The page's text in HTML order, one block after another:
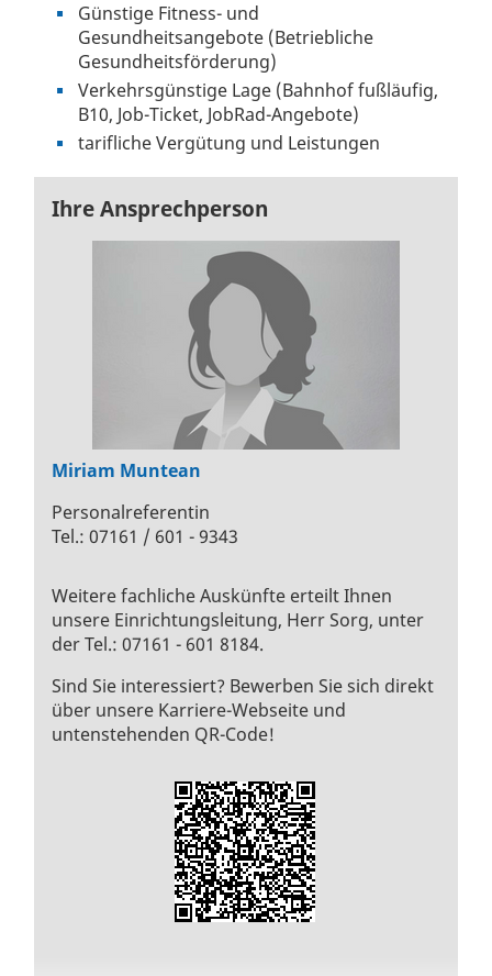
Günstige Fitness- und
Gesundheitsangebote (Betriebliche
Gesundheitsförderung)
Verkehrsgünstige Lage (Bahnhof fußläufig,
B10, Job-Ticket, JobRad-Angebote)
tarifliche Vergütung und Leistungen
Ihre Ansprechperson
Miriam Muntean
Personalreferentin
Tel.: 07161 / 601 - 9343
Weitere fachliche Auskünfte erteilt Ihnen
unsere Einrichtungsleitung, Herr Sorg, unter
der Tel.: 07161 - 601 8184.
Sind Sie interessiert? Bewerben Sie sich direkt
über unsere Karriere-Webseite und
untenstehenden QR-Code!